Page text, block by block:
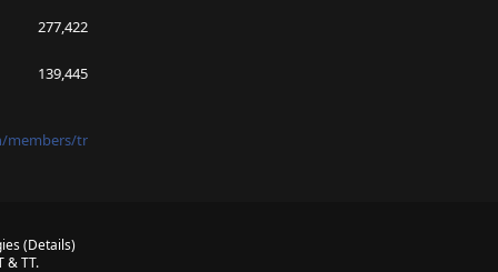
277,422
139,445
members/tr
(Details)
& TT.